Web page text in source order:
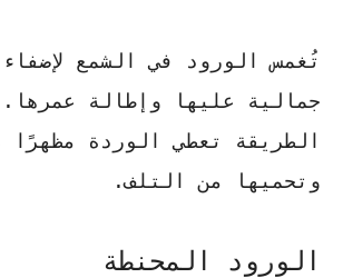
تُغمس الورود في الشمع
جمالية عليها وإطالة
الطريقة تعطي الوردة مظهرًا
وتحميها من التلف.
الورود المحنطة